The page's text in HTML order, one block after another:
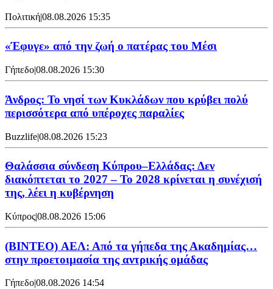
Πολιτική|08.08.2026 15:35
«Έφυγε» από την ζωή ο πατέρας του Μέσι
Γήπεδο|08.08.2026 15:30
Άνδρος: Το νησί των Κυκλάδων που κρύβει πολύ
περισσότερα από υπέροχες παραλίες
Buzzlife|08.08.2026 15:23
Θαλάσσια σύνδεση Κύπρου–Ελλάδας: Δεν
διακόπτεται το 2027 – Το 2028 κρίνεται η συνέχισή
της, λέει η κυβέρνηση
Κύπρος|08.08.2026 15:06
(BINTEO) ΑΕΛ: Από τα γήπεδα της Ακαδημίας…
στην προετοιμασία της αντρικής ομάδας
Γήπεδο|08.08.2026 14:54